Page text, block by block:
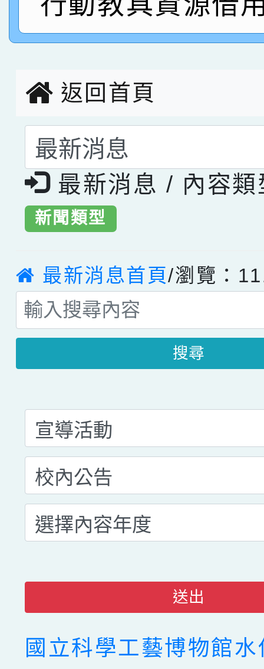
返回首頁
選擇後頁面內容會更
最新消息 / 內容類
新聞類型
最新消息首頁/瀏覽：
搜尋
送出
國立科學工藝博物館